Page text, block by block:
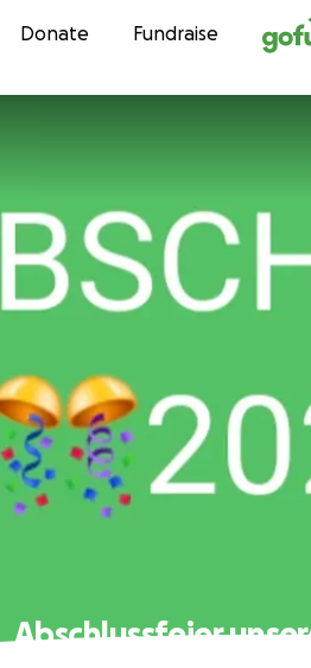
Skip to
Donate Fundraise
Abschlussfeier